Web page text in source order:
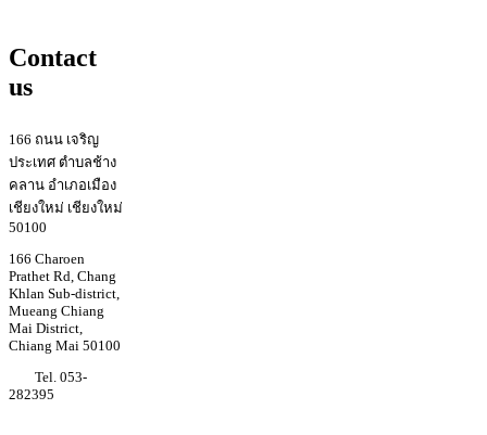
Contact
us
166 ถนน เจริญ
ประเทศ ตำบลช้าง
คลาน อำเภอเมือง
เชียงใหม่ เชียงใหม่
50100
166 Charoen
Prathet Rd, Chang
Khlan Sub-district,
Mueang Chiang
Mai District,
Chiang Mai 50100
Tel. 053-
282395